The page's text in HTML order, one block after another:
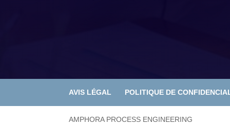
AVIS LÉGAL POLITIQUE DE
AMPHORA PROCESS ENGINEERING